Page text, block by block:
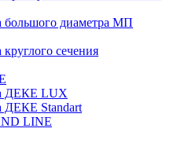
большого диаметра МП
сечения
ДЕКЕ LUX
ДЕКЕ Standart
LINE